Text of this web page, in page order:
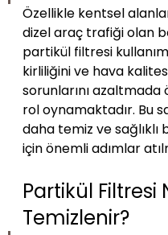
Özellikle kentsel
dizel araç trafiği olan
partikül filtresi
kirliliğini ve hava
sorunlarını azaltmada
rol oynamaktadır. Bu
daha temiz ve sağlıklı
için önemli adımlar
Partikül Filtresi
Temizlenir?